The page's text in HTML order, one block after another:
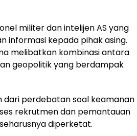
militer dan intelijen AS yang
informasi kepada pihak asing.
melibatkan kombinasi antara
geopolitik yang berdampak
dari perdebatan soal keamanan
rekrutmen dan pemantauan
diperketat.